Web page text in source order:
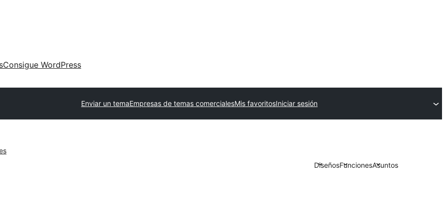
Consigue WordPress
Enviar un temaEmpresas de temas comercialesMis favoritosIniciar sesión
DiseñosFuncionesAsuntos